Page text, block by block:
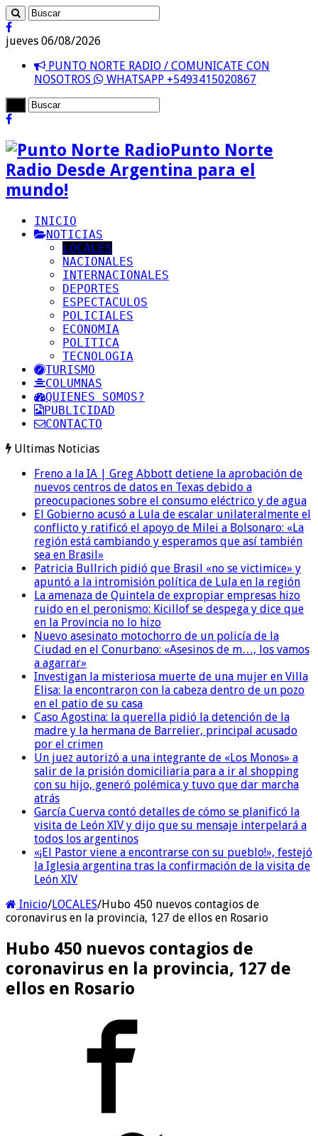
jueves 06/08/2026
PUNTO NORTE RADIO / COMUNICATE CON
NOSOTROS
WHATSAPP +5493415020867
Punto Norte
Radio Desde Argentina para el
mundo!
INICIO
NOTICIAS
LOCALES
NACIONALES
INTERNACIONALES
DEPORTES
ESPECTACULOS
POLICIALES
ECONOMIA
POLITICA
TECNOLOGIA
TURISMO
COLUMNAS
QUIENES SOMOS?
PUBLICIDAD
CONTACTO
Ultimas Noticias
Freno a la IA | Greg Abbott detiene la aprobación de
nuevos centros de datos en Texas debido a
preocupaciones sobre el consumo eléctrico y de agua
El Gobierno acusó a Lula de escalar unilateralmente el
conflicto y ratificó el apoyo de Milei a Bolsonaro: «La
región está cambiando y esperamos que así también
sea en Brasil»
Patricia Bullrich pidió que Brasil «no se victimice» y
apuntó a la intromisión política de Lula en la región
La amenaza de Quintela de expropiar empresas hizo
ruido en el peronismo: Kicillof se despega y dice que
en la Provincia no lo hizo
Nuevo asesinato motochorro de un policía de la
Ciudad en el Conurbano: «Asesinos de m…, los vamos
a agarrar»
Investigan la misteriosa muerte de una mujer en Villa
Elisa: la encontraron con la cabeza dentro de un pozo
en el patio de su casa
Caso Agostina: la querella pidió la detención de la
madre y la hermana de Barrelier, principal acusado
por el crimen
Un juez autorizó a una integrante de «Los Monos» a
salir de la prisión domiciliaria para a ir al shopping
con su hijo, generó polémica y tuvo que dar marcha
atrás
García Cuerva contó detalles de cómo se planificó la
visita de León XIV y dijo que su mensaje interpelará a
todos los argentinos
«¡El Pastor viene a encontrarse con su pueblo!», festejó
la Iglesia argentina tras la confirmación de la visita de
León XIV
Inicio/LOCALES/Hubo 450 nuevos contagios de
coronavirus en la provincia, 127 de ellos en Rosario
Hubo 450 nuevos contagios de
coronavirus en la provincia, 127 de
ellos en Rosario